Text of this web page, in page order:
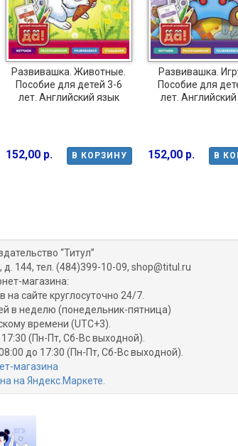
Развивашка. Животные.
Пособие для детей 3-6
лет. Английский язык
В КОРЗИНУ
152,00 р.
Развивашка.
Пособие для
лет.
В
152,00 р.
“Титул”
144, тел. (484)399-10-09, shop@titul.ru
магазина:
сайте круглосуточно 24/7.
в неделю (понедельник-пятница)
времени (UTC+3).
(Пн-Пт, Сб-Вс выходной).
до 17:30 (Пн-Пт, Сб-Вс выходной).
магазина